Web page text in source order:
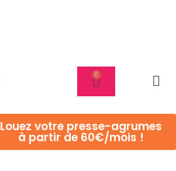
Louez votre presse-agrumes
à partir de 60€/mois !